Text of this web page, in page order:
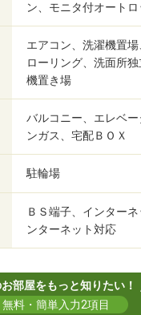
ン、モニタ付オートロ
エアコン、洗濯機置
ローリング、洗面所
機置き場
バルコニー、エレベ
ンガス、宅配ＢＯＸ
駐輪場
ＢＳ端子、インター
ンターネット対応
部屋をもっと知りたい！
無料・簡単入力2項目